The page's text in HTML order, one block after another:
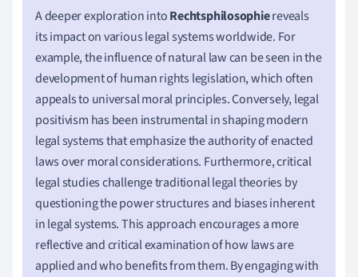
A deeper exploration intoRechtsphilosophiereveals
its impact on various legal systems worldwide. For
example, the influence of natural law can be seen in the
development of human rights legislation, which often
appeals to universal moral principles. Conversely, legal
positivism has been instrumental in shaping modern
legal systems that emphasize the authority of enacted
laws over moral considerations. Furthermore, critical
legal studies challenge traditional legal theories by
questioning the power structures and biases inherent
in legal systems. This approach encourages a more
reflective and critical examination of how laws are
applied and who benefits from them. By engaging with